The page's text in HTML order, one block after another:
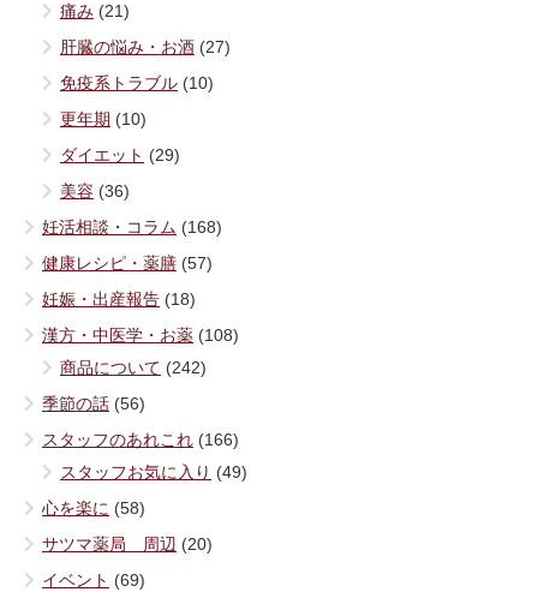
痛み (21)
肝臓の悩み・お酒 (27)
免疫系トラブル (10)
更年期 (10)
ダイエット (29)
美容 (36)
妊活相談・コラム (168)
健康レシピ・薬膳 (57)
妊娠・出産報告 (18)
漢方・中医学・お薬 (108)
商品について (242)
季節の話 (56)
スタッフのあれこれ (166)
スタッフお気に入り (49)
心を楽に (58)
サツマ薬局 周辺 (20)
イベント (69)